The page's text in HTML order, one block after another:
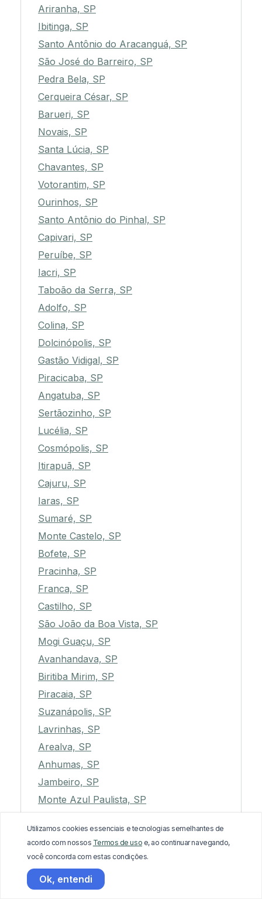
Ariranha, SP
Ibitinga, SP
Santo Antônio do Aracanguá, SP
São José do Barreiro, SP
Pedra Bela, SP
Cerqueira César, SP
Barueri, SP
Novais, SP
Santa Lúcia, SP
Chavantes, SP
Votorantim, SP
Ourinhos, SP
Santo Antônio do Pinhal, SP
Capivari, SP
Peruíbe, SP
Iacri, SP
Taboão da Serra, SP
Adolfo, SP
Colina, SP
Dolcinópolis, SP
Gastão Vidigal, SP
Piracicaba, SP
Angatuba, SP
Sertãozinho, SP
Lucélia, SP
Cosmópolis, SP
Itirapuã, SP
Cajuru, SP
Iaras, SP
Sumaré, SP
Monte Castelo, SP
Bofete, SP
Pracinha, SP
Franca, SP
Castilho, SP
São João da Boa Vista, SP
Mogi Guaçu, SP
Avanhandava, SP
Biritiba Mirim, SP
Piracaia, SP
Suzanápolis, SP
Lavrinhas, SP
Arealva, SP
Anhumas, SP
Jambeiro, SP
Monte Azul Paulista, SP
Rio das Pedras, SP
Guaraçaí, SP
Lins, SP
Presidente Bernardes, SP
Utilizamos cookies essenciais e tecnologias semelhantes de
acordo com nossos Termos de uso e, ao continuar navegando,
você concorda com estas condições.
Ok, entendi